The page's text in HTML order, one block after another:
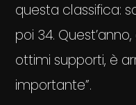
questa classifica:
poi 34.
ottimi supporti, è
importante”.